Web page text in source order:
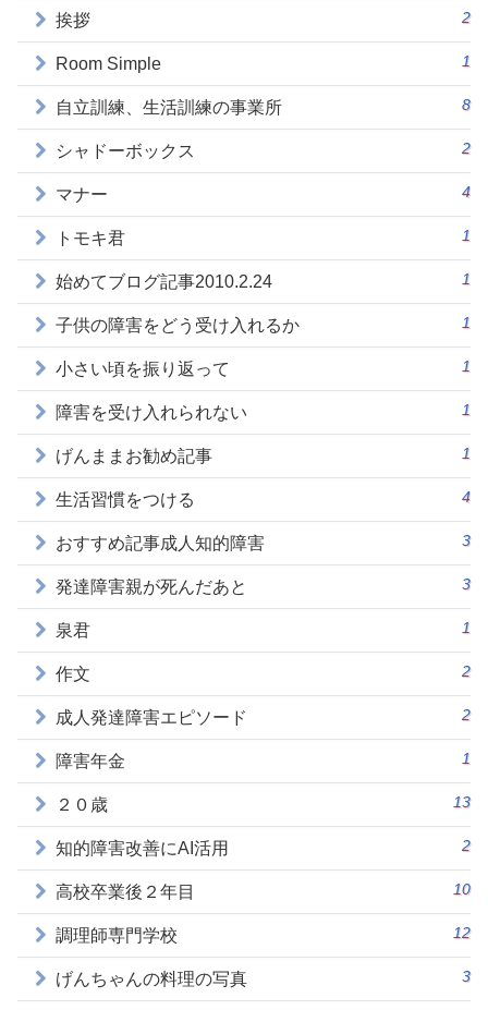
挨拶 2
Room Simple 1
自立訓練、生活訓練の事業所 8
シャドーボックス 2
マナー 4
トモキ君 1
始めてブログ記事2010.2.24 1
子供の障害をどう受け入れるか 1
小さい頃を振り返って 1
障害を受け入れられない 1
げんままお勧め記事 1
生活習慣をつける 4
おすすめ記事成人知的障害 3
発達障害親が死んだあと 3
泉君 1
作文 2
成人発達障害エピソード 2
障害年金 1
２０歳 13
知的障害改善にAI活用 2
高校卒業後２年目 10
調理師専門学校 12
げんちゃんの料理の写真 3